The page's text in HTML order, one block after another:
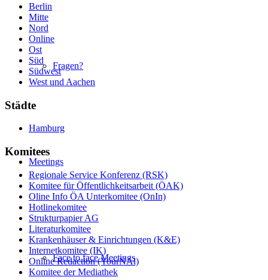
Fragen?
Meetings
Face to face Meetings
Berlin
Mitte
Nord
Online
Ost
Süd
Südwest
West und Aachen
Städte
Hamburg
Komitees
Regionale Service Konferenz (RSK)
Komitee für Öffentlichkeitsarbeit (ÖAK)
Oline Info ÖA Unterkomitee (OnIn)
Hotlinekomitee
Strukturpapier AG
Literaturkomitee
Krankenhäuser & Einrichtungen (K&E)
Internetkomitee (IK)
Online Redaction (YourNAl)
Komitee der Mediathek